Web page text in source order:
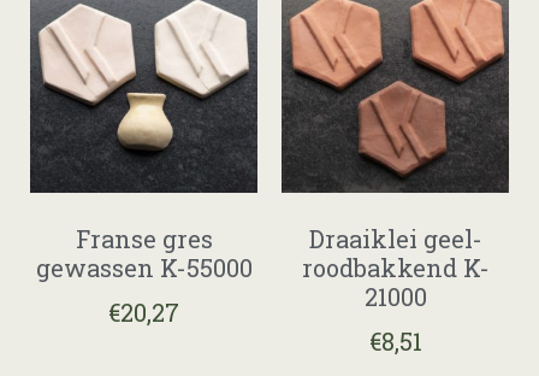
Franse gres
gewassen K-55000
€20,27
Draaiklei geel-
roodbakkend K-
21000
€8,51